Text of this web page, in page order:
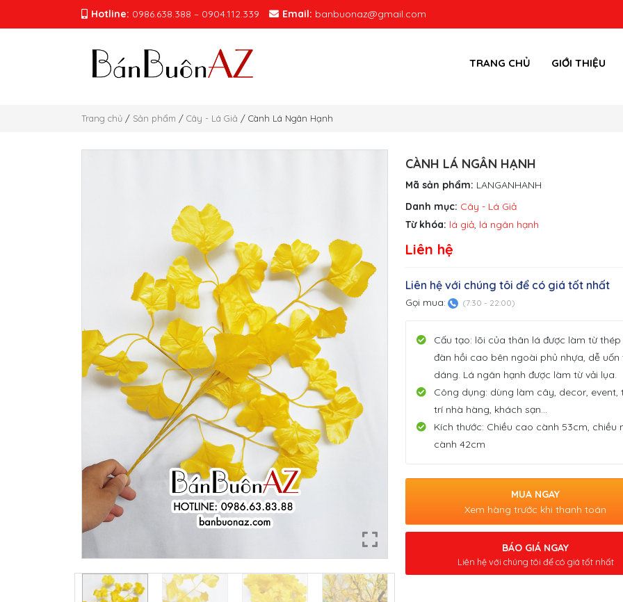
Hotline: 0986.638.388 – 0904.112.339 Email: banbuonaz@gmail.com
TRANG CHỦ GIỚI THIỆU
Trang chủ / Sản phẩm / Cây - Lá Giả / Cành Lá Ngân Hạnh
CÀNH LÁ NGÂN HẠNH
Mã sản phẩm: LANGANHANH
Danh mục: Cây - Lá Giả
Từ khóa: lá giả, lá ngân hạnh
Liên hệ
Liên hệ với chúng tôi để có giá tốt nhất
Gọi mua: (7:30 - 22:00)
Cấu tạo: lõi của thân lá được làm từ thép
đàn hồi cao bên ngoài phủ nhựa, dễ uốn
dáng. Lá ngân hạnh được làm từ vải lụa.
Công dụng: dùng làm cây, decor, event,
trí nhà hàng, khách sạn…
Kích thước: Chiều cao cành 53cm, chiều
cành 42cm
MUA NGAY
Xem hàng trước khi thanh toán
BÁO GIÁ NGAY
Liên hệ với chúng tôi để có giá tốt nhất